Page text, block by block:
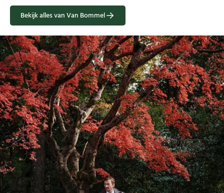
Bekijk alles van Van Bommel